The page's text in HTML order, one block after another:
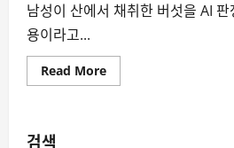
남성이 산에서 채취한 버섯을 AI
용이라고...
Read MoreRead
more
검색